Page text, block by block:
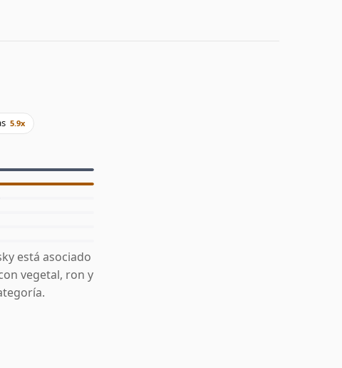
5.9x
está asociado
vegetal, ron y